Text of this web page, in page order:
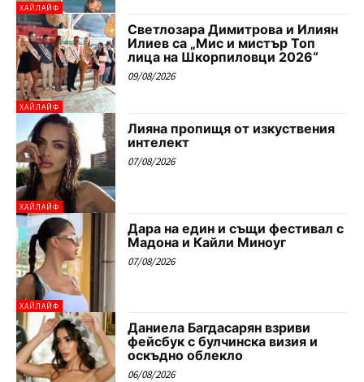
ХАЙЛАЙФ
ХАЙЛАЙФ
Светлозара Димитрова и Илиян
Илиев са „Мис и мистър Топ
лица на Шкорпиловци 2026“
09/08/2026
ХАЙЛАЙФ
Лияна пропищя от изкуствения
интелект
07/08/2026
ХАЙЛАЙФ
Дара на един и същи фестивал с
Мадона и Кайли Миноуг
07/08/2026
Даниела Багдасарян взриви
фейсбук с булчинска визия и
оскъдно облекло
06/08/2026